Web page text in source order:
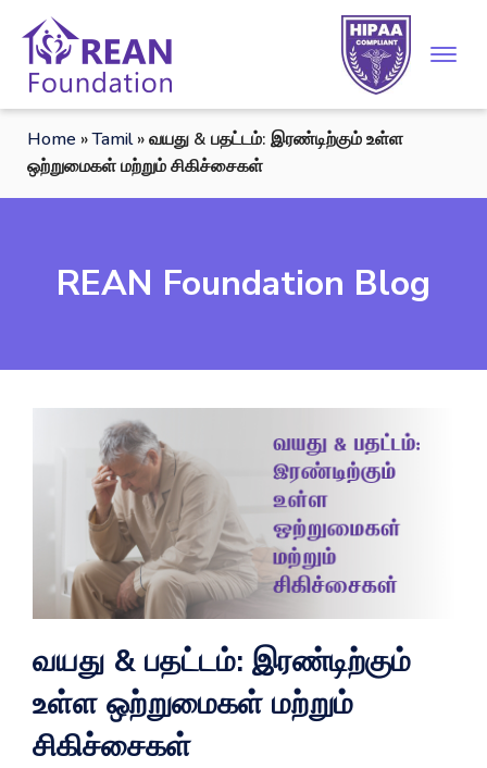
Home »Tamil»வயது & பதட்டம்: இரண்டிற்கும் உள்ள
ஒற்றுமைகள் மற்றும் சிகிச்சைகள்
REAN Foundation Blog
வயது & பதட்டம்: இரண்டிற்கும்
உள்ள ஒற்றுமைகள் மற்றும்
சிகிச்சைகள்